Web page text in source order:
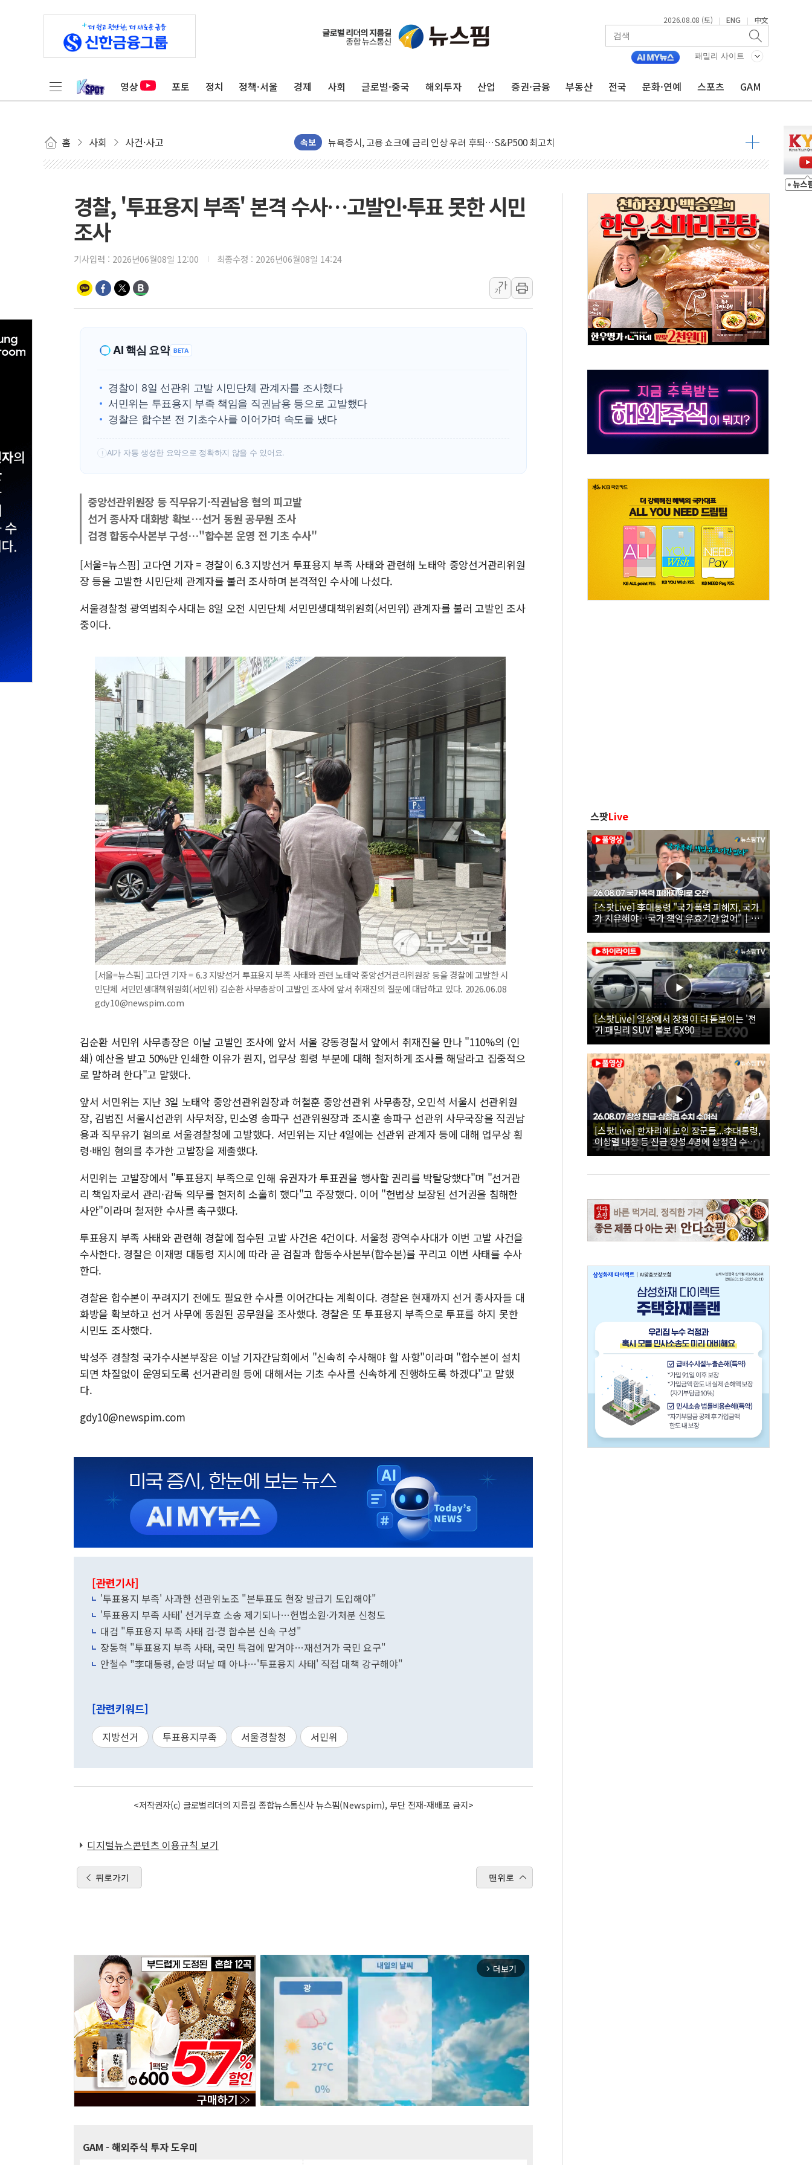
2026.08.08 (토) | ENG | 中文
패밀리 사이트
영상 포토 정치 정책·서울 경제 사회 글로벌·중국 해외투자 산업 증권·금융 부동산 전국 문화·연예 스포츠 GAM
홈 사회 사건·사고 속보
민주, 오늘 제주·인천 경선 결과 발표...'김민석 재역전 vs 정청래 격차 확대'
뉴욕증시, 고용 쇼크에 금리 인상 우려 후퇴…S&P500 최고치
트럼프, 쿡 연준 이사 해임 재추진…"26일까지 의혹 소명" 요구
미 연준 매파 기세 꺾이나…고용 감소에 9월 동결 전망 우세
[종합] 이슬람 수니파 3국, '공동방위협정' 체결… 이스라엘·이란 위협에 맞설 자체 억지력 강화
이란 핵심 원유 수출항 '하르그섬', 최근 1주일 이상 '올스톱'… 美 해상봉쇄 영향
美 고용 쇼크에 엔화 장중 급등…시장은 "또 개입했나" 촉각
[AI MY 뉴스] 뉴욕 반도체주 프리뷰...美 고용 쇼크에 반도체주 '활짝'
뉴욕증시 프리뷰, 美 고용 쇼크에 금리 인상 우려 후퇴…나스닥 선물 1%대 상승
보훈부, 미 DPAA와 MOU… "6·25 미군 실종자 7359명 끝까지 찾겠다"
트럼프 "금리 내려야"…파월 때와 달리 워시엔 톤 낮춰
경찰, '투표용지 부족' 본격 수사…고발인·투표 못한 시민
조사
기사입력 : 2026년06월08일 12:00 최종수정 : 2026년06월08일 14:24
가
가
AI 핵심 요약 BETA
경찰이 8일 선관위 고발 시민단체 관계자를 조사했다
서민위는 투표용지 부족 책임을 직권남용 등으로 고발했다
경찰은 합수본 전 기초수사를 이어가며 속도를 냈다
! AI가 자동 생성한 요약으로 정확하지 않을 수 있어요.
중앙선관위원장 등 직무유기·직권남용 혐의 피고발
선거 종사자 대화방 확보…선거 동원 공무원 조사
검경 합동수사본부 구성…"합수본 운영 전 기초 수사"
[서울=뉴스핌] 고다연 기자 = 경찰이 6.3 지방선거 투표용지 부족 사태와 관련해 노태악 중앙선거관리위원
장 등을 고발한 시민단체 관계자를 불러 조사하며 본격적인 수사에 나섰다.
서울경찰청 광역범죄수사대는 8일 오전 시민단체 서민민생대책위원회(서민위) 관계자를 불러 고발인 조사
중이다.
[서울=뉴스핌] 고다연 기자 = 6.3 지방선거 투표용지 부족 사태와 관련 노태악 중앙선거관리위원장 등을 경찰에 고발한 시
민단체 서민민생대책위원회(서민위) 김순환 사무총장이 고발인 조사에 앞서 취재진의 질문에 대답하고 있다. 2026.06.08
gdy10@newspim.com
김순환 서민위 사무총장은 이날 고발인 조사에 앞서 서울 강동경찰서 앞에서 취재진을 만나 "110%의 (인
쇄) 예산을 받고 50%만 인쇄한 이유가 뭔지, 업무상 횡령 부분에 대해 철저하게 조사를 해달라고 집중적으
로 말하려 한다"고 말했다.
앞서 서민위는 지난 3일 노태악 중앙선관위원장과 허철훈 중앙선관위 사무총장, 오민석 서울시 선관위원
장, 김범진 서울시선관위 사무처장, 민소영 송파구 선관위원장과 조시훈 송파구 선관위 사무국장을 직권남
용과 직무유기 혐의로 서울경찰청에 고발했다. 서민위는 지난 4일에는 선관위 관계자 등에 대해 업무상 횡
령·배임 혐의를 추가한 고발장을 제출했다.
서민위는 고발장에서 "투표용지 부족으로 인해 유권자가 투표권을 행사할 권리를 박탈당했다"며 "선거관
리 책임자로서 관리·감독 의무를 현저히 소홀히 했다"고 주장했다. 이어 "헌법상 보장된 선거권을 침해한
사안"이라며 철저한 수사를 촉구했다.
투표용지 부족 사태와 관련해 경찰에 접수된 고발 사건은 4건이다. 서울청 광역수사대가 이번 고발 사건을
수사한다. 경찰은 이재명 대통령 지시에 따라 곧 검찰과 합동수사본부(합수본)를 꾸리고 이번 사태를 수사
한다.
경찰은 합수본이 꾸려지기 전에도 필요한 수사를 이어간다는 계획이다. 경찰은 현재까지 선거 종사자들 대
화방을 확보하고 선거 사무에 동원된 공무원을 조사했다. 경찰은 또 투표용지 부족으로 투표를 하지 못한
시민도 조사했다.
박성주 경찰청 국가수사본부장은 이날 기자간담회에서 "신속히 수사해야 할 사항"이라며 "합수본이 설치
되면 차질없이 운영되도록 선거관리원 등에 대해서는 기초 수사를 신속하게 진행하도록 하겠다"고 말했
다.
gdy10@newspim.com
[관련기사]
'투표용지 부족' 사과한 선관위노조 "본투표도 현장 발급기 도입해야"
'투표용지 부족 사태' 선거무효 소송 제기되나…헌법소원·가처분 신청도
대검 "투표용지 부족 사태 검·경 합수본 신속 구성"
장동혁 "투표용지 부족 사태, 국민 특검에 맡겨야…재선거가 국민 요구"
안철수 "李대통령, 순방 떠날 때 아냐…'투표용지 사태' 직접 대책 강구해야"
[관련키워드]
지방선거 투표용지부족 서울경찰청 서민위
<저작권자(c) 글로벌리더의 지름길 종합뉴스통신사 뉴스핌(Newspim), 무단 전재-재배포 금지>
디지털뉴스콘텐츠 이용규칙 보기
뒤로가기 맨위로
arrow_forward_ios 더보기
GAM - 해외주식 투자 도우미
스팟Live
[스팟Live] 李대통령 "국가폭력 피해자, 국가
가 치유해야…국가 책임 유효기간 없어"｜
26.08.07 국가폭력 피해자 위로 오찬
[스팟Live] 일상에서 장점이 더 돋보이는 '전
기 패밀리 SUV' 볼보 EX90
[스팟Live] 한자리에 모인 장군들...李대통령,
이상렬 대장 등 진급 장성 4명에 삼정검 수치
직접 수여｜26.08.07 장성 진급·삼정검 수치